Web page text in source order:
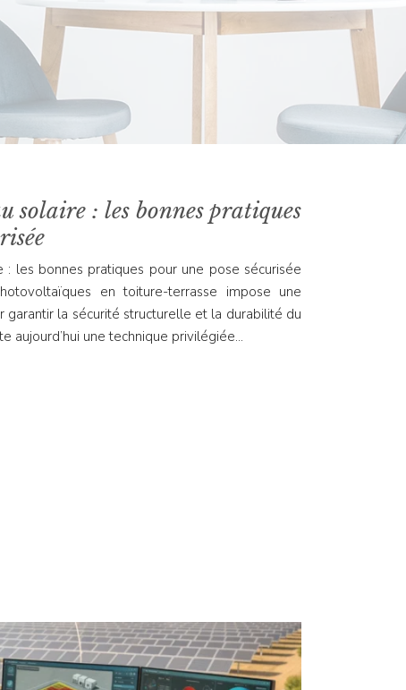
solaire : les bonnes pratiques
les bonnes pratiques pour une pose sécurisée
en toiture-terrasse impose une
la sécurité structurelle et la durabilité du
aujourd’hui une technique privilégiée…